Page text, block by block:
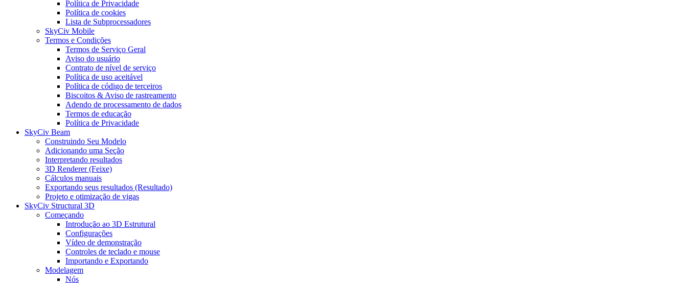
Política de Privacidade
Política de cookies
Lista de Subprocessadores
SkyCiv Mobile
Termos e Condições
Termos de Serviço Geral
Aviso do usuário
Contrato de nível de serviço
Política de uso aceitável
Política de código de terceiros
Biscoitos & Aviso de rastreamento
Adendo de processamento de dados
Termos de educação
Política de Privacidade
SkyCiv Beam
Construindo Seu Modelo
Adicionando uma Seção
Interpretando resultados
3D Renderer (Feixe)
Cálculos manuais
Exportando seus resultados (Resultado)
Projeto e otimização de vigas
SkyCiv Structural 3D
Começando
Introdução ao 3D Estrutural
Configurações
Vídeo de demonstração
Controles de teclado e mouse
Importando e Exportando
Modelagem
Nós